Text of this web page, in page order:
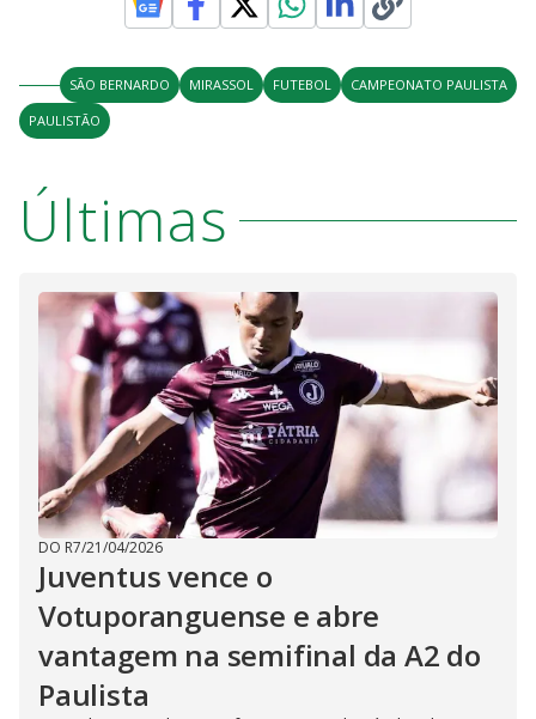
SÃO BERNARDO MIRASSOL FUTEBOL
CAMPEONATO PAULISTA
PAULISTÃO
Últimas
DO R7/21/04/2026
Juventus vence o
Votuporanguense e abre
vantagem na semifinal da A2 do
Paulista